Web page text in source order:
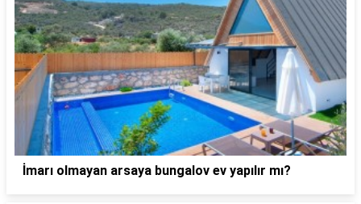
İmarı olmayan arsaya bungalov ev yapılır mı?